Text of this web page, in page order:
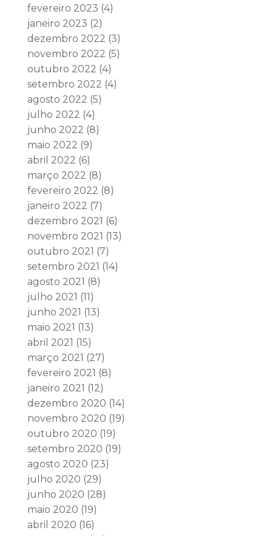
fevereiro 2023 (4)
janeiro 2023 (2)
dezembro 2022 (3)
novembro 2022 (5)
outubro 2022 (4)
setembro 2022 (4)
agosto 2022 (5)
julho 2022 (4)
junho 2022 (8)
maio 2022 (9)
abril 2022 (6)
março 2022 (8)
fevereiro 2022 (8)
janeiro 2022 (7)
dezembro 2021 (6)
novembro 2021 (13)
outubro 2021 (7)
setembro 2021 (14)
agosto 2021 (8)
julho 2021 (11)
junho 2021 (13)
maio 2021 (13)
abril 2021 (15)
março 2021 (27)
fevereiro 2021 (8)
janeiro 2021 (12)
dezembro 2020 (14)
novembro 2020 (19)
outubro 2020 (19)
setembro 2020 (19)
agosto 2020 (23)
julho 2020 (29)
junho 2020 (28)
maio 2020 (19)
abril 2020 (16)